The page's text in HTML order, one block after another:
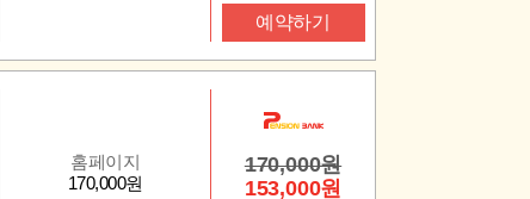
예약하기
홈페이지
170,000원
170,000원
153,000원